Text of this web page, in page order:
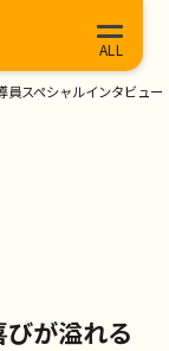
員スペシャルインタビュー
が溢れる